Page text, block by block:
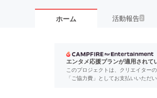
ホーム 活動報告2
エンタメ応援プランが適用されて
このプロジェクトは、クリエイター
「ご協力費」としてお支払いいただい